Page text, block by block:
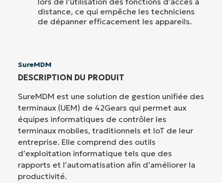
distance, ce qui empêche les techniciens
de dépanner efficacement les appareils.
SureMDM
DESCRIPTION DU PRODUIT
SureMDM est une solution de gestion unifiée des
terminaux (UEM) de 42Gears qui permet aux
équipes informatiques de contrôler les
terminaux mobiles, traditionnels et IoT de leur
entreprise. Elle comprend des outils
d’exploitation informatique tels que des
rapports et l’automatisation afin d’améliorer la
productivité.